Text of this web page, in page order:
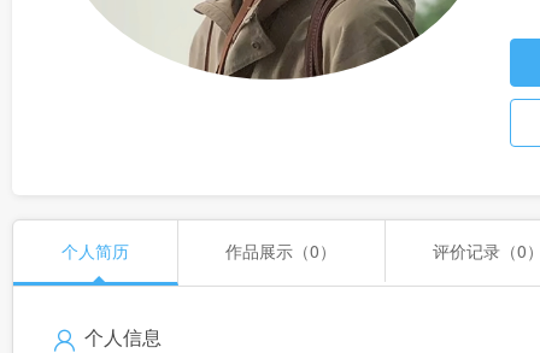
个人简历 作品展示（0） 评价记录（0
个人信息